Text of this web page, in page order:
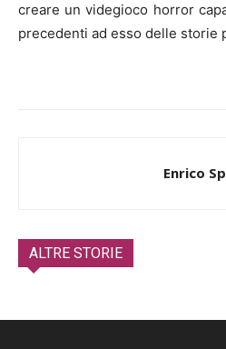
creare un videgioco horror
precedenti ad esso delle storie
Enrico
ALTRE STORIE